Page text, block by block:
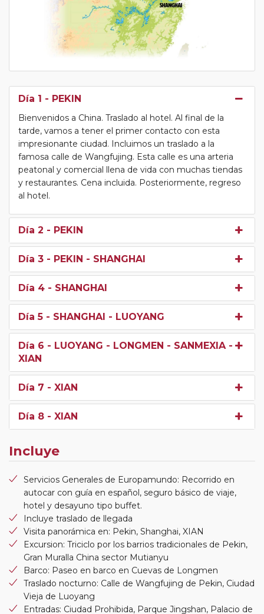
Día 1 - PEKIN
Bienvenidos a China. Traslado al hotel. Al final de la
tarde, vamos a tener el primer contacto con esta
impresionante ciudad. Incluimos un traslado a la
famosa calle de Wangfujing. Esta calle es una arteria
peatonal y comercial llena de vida con muchas tiendas
y restaurantes. Cena incluida. Posteriormente, regreso
al hotel.
Día 2 - PEKIN
Día 3 - PEKIN - SHANGHAI
Día 4 - SHANGHAI
Día 5 - SHANGHAI - LUOYANG
Día 6 - LUOYANG - LONGMEN - SANMEXIA -
XIAN
Día 7 - XIAN
Día 8 - XIAN
Incluye
Servicios Generales de Europamundo: Recorrido en
autocar con guía en español, seguro básico de viaje,
hotel y desayuno tipo buffet.
Incluye traslado de llegada
Visita panorámica en: Pekin, Shanghai, XIAN
Excursion: Triciclo por los barrios tradicionales de Pekin,
Gran Muralla China sector Mutianyu
Barco: Paseo en barco en Cuevas de Longmen
Traslado nocturno: Calle de Wangfujing de Pekin, Ciudad
Vieja de Luoyang
Entradas: Ciudad Prohibida, Parque Jingshan, Palacio de